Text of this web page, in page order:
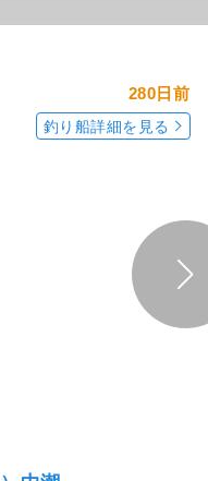
280日前
釣り船詳細を見る